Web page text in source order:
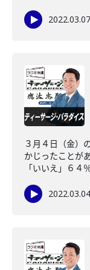
2022.03.07
３月４日（金）
かじったことが
「いいえ」６４
2022.03.04